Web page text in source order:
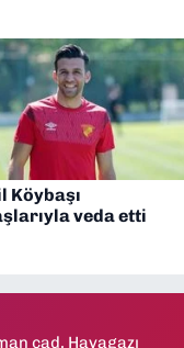
Köybaşı
veda etti
cad, Havagazı